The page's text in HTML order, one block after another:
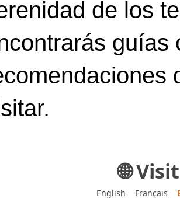
de los
guías
🌐
English Français